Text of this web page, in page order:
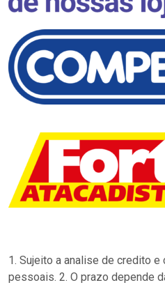
1. Sujeito a analise de credito
pessoais. 2. O prazo depende